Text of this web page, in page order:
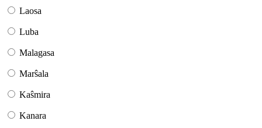
Laosa
Luba
Malagasa
Marŝala
Kaŝmira
Kanara